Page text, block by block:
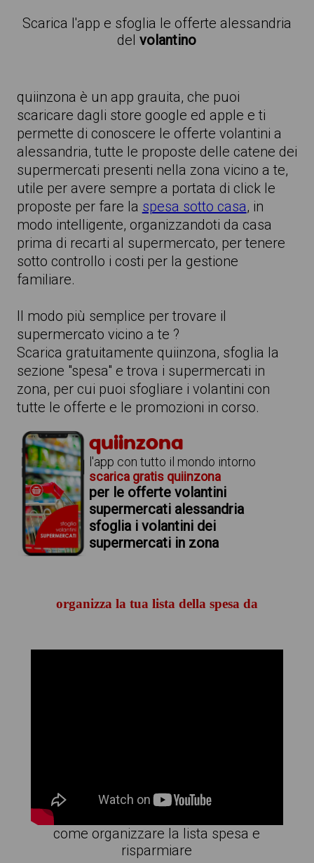
Scarica l'app e sfoglia le offerte alessandria
delvolantino
quiinzona è un app grauita, che puoi
scaricare dagli store google ed apple e ti
permette di conoscere le offerte volantini a
alessandria, tutte le proposte delle catene dei
supermercati presenti nella zona vicino a te,
utile per avere sempre a portata di click le
proposte per fare la spesa sotto casa, in
modo intelligente, organizzandoti da casa
prima di recarti al supermercato, per tenere
sotto controllo i costi per la gestione
familiare.
Il modo più semplice per trovare il
supermercato vicino a te ?
Scarica gratuitamente quiinzona, sfoglia la
sezione "spesa" e trova i supermercati in
zona, per cui puoi sfogliare i volantini con
tutte le offerte e le promozioni in corso.
quiinzona
l'app con tutto il mondo intorno
scarica gratis quiinzona
per le offerte volantini
supermercati alessandria
sfoglia i volantini dei
supermercati in zona
organizza la tua lista della spesa da
come organizzare la lista spesa e
risparmiare